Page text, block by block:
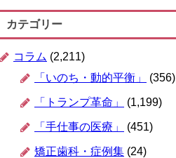
カテゴリー
コラム (2,211)
「いのち・動的平衡」
(356)
「トランプ革命」 (1,199)
「手仕事の医療」 (451)
矯正歯科・症例集 (24)